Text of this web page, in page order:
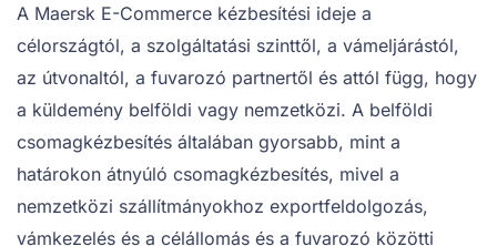
A Maersk E-Commerce kézbesítési ideje a
célországtól, a szolgáltatási szinttől, a vámeljárástól,
az útvonaltól, a fuvarozó partnertől és attól függ, hogy
a küldemény belföldi vagy nemzetközi. A belföldi
csomagkézbesítés általában gyorsabb, mint a
határokon átnyúló csomagkézbesítés, mivel a
nemzetközi szállítmányokhoz exportfeldolgozás,
vámkezelés és a célállomás és a fuvarozó közötti